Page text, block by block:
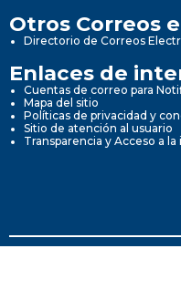
Otros Correos
Directorio de Correos
Enlaces de
Cuentas de correo para
Mapa del sitio
Políticas de privacidad y
Sitio de atención al usuario
Transparencia y Acceso a